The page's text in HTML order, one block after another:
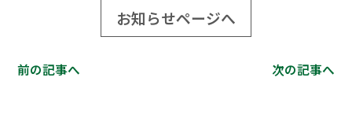
お知らせページへ
前の記事へ 次の記事へ